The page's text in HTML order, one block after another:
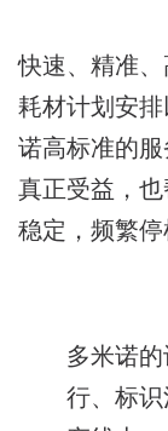
快速、精准
耗材计划安
诺高标准的
真正受益，
稳定，频繁停
多米诺
行、标